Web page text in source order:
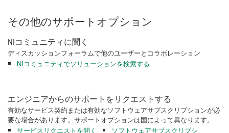
その他のサポートオプション
NIコミュニティに聞く
ディスカッションフォーラムで他のユーザーとコラボレーション
NIコミュニティでソリューションを検索する
エンジニアからのサポートをリクエストする
有効なサービス契約または有効なソフトウェアサブスクリプションが必
要な場合があります。サポートオプションは国によって異なります。
サービスリクエストを開く
ソフトウェアサブスクリプシ